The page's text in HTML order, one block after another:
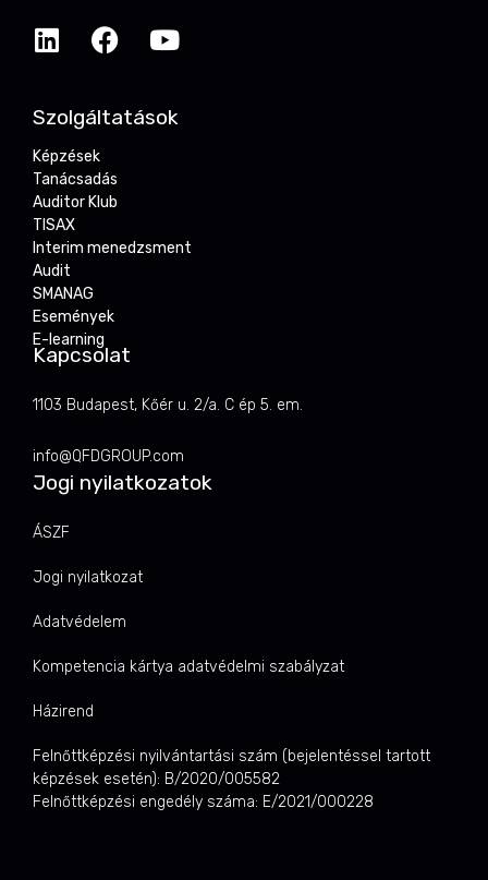
Szolgáltatások
Képzések
Tanácsadás
Auditor Klub
TISAX
Interim menedzsment
Audit
SMANAG
Események
E-learning
Kapcsolat
1103 Budapest, Kőér u. 2/a. C ép 5. em.
info@QFDGROUP.com
Jogi nyilatkozatok
ÁSZF
Jogi nyilatkozat
Adatvédelem
Kompetencia kártya adatvédelmi szabályzat
Házirend
Felnőttképzési nyilvántartási szám (bejelentéssel tartott
képzések esetén): B/2020/005582
Felnőttképzési engedély száma: E/2021/000228